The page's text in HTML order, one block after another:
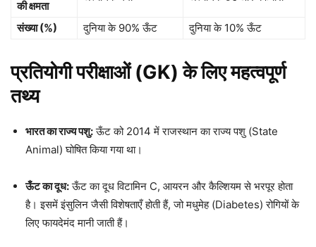
की क्षमता
संख्या (%) दुनिया के 90% ऊँट दुनिया के 10% ऊँट
प्रतियोगी परीक्षाओं (GK) के लिए महत्वपूर्ण
तथ्य
भारत का राज्य पशु:ऊँट को 2014 में राजस्थान का राज्य पशु (State
Animal) घोषित किया गया था।
ऊँट का दूध:ऊँट का दूध विटामिन C, आयरन और कैल्शियम से भरपूर होता
है। इसमें इंसुलिन जैसी विशेषताएँ होती हैं, जो मधुमेह (Diabetes) रोगियों के
लिए फायदेमंद मानी जाती हैं।